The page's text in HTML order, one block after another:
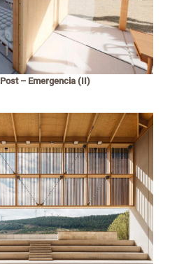
– Emergencia (II)